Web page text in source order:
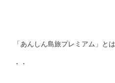
「あんしん島旅プレミアム」とは
・・